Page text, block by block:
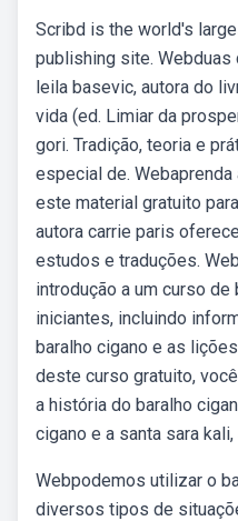
Scribd is the world's
publishing site.
leila basevic, autora do
vida (ed. Limiar da
gori. Tradição, teoria e
especial de.
este material gratuito
autora carrie paris
estudos e traduções.
introdução a um curso de
iniciantes, incluindo
baralho cigano e as
deste curso gratuito,
a história do baralho
cigano e a santa sara
Webpodemos utilizar o
diversos tipos de